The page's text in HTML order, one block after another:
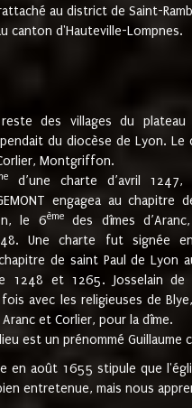
au district de Saint-
canton d'Hauteville-Lompnes.
des villages du plateau
du diocèse de Lyon. Le
Montgriffon.
d’une charte d’avril 1247,
engagea au chapitre
le 6èmedes dîmes
Une charte fut signée
chapitre de saint Paul de Lyon
1248 et 1265. Josselain de
avec les religieuses de
et Corlier, pour la dîme.
est un prénommé Guillaume
en août 1655 stipule que
entretenue, mais nous